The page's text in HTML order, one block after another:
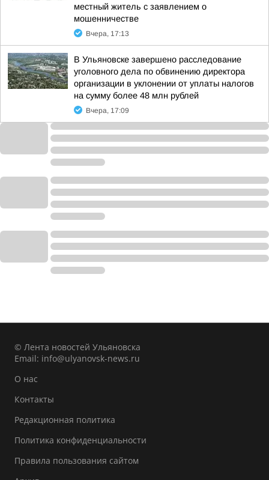
местный житель с заявлением о
мошенничестве
Вчера, 17:13
В Ульяновске завершено расследование
уголовного дела по обвинению директора
организации в уклонении от уплаты налогов
на сумму более 48 млн рублей
Вчера, 17:09
© Лента новостей Ульяновска
Email: info@ulyanovsk-news.ru
О нас
Контакты
Редакционная политика
Политика конфиденциальности
Правила пользования сайтом